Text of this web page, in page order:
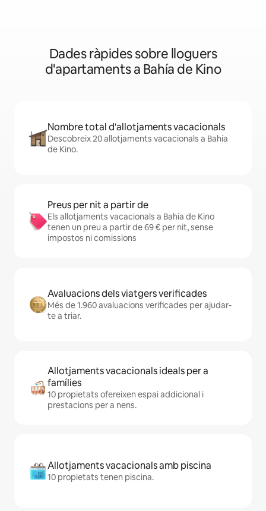
Dades ràpides sobre lloguers
d'apartaments a Bahía de Kino
Nombre total d'allotjaments vacacionals
Descobreix 20 allotjaments vacacionals a Bahía
de Kino.
Preus per nit a partir de
Els allotjaments vacacionals a Bahía de Kino
tenen un preu a partir de 69 € per nit, sense
impostos ni comissions
Avaluacions dels viatgers verificades
Més de 1.960 avaluacions verificades per ajudar-
te a triar.
Allotjaments vacacionals ideals per a
famílies
10 propietats ofereixen espai addicional i
prestacions per a nens.
Allotjaments vacacionals amb piscina
10 propietats tenen piscina.